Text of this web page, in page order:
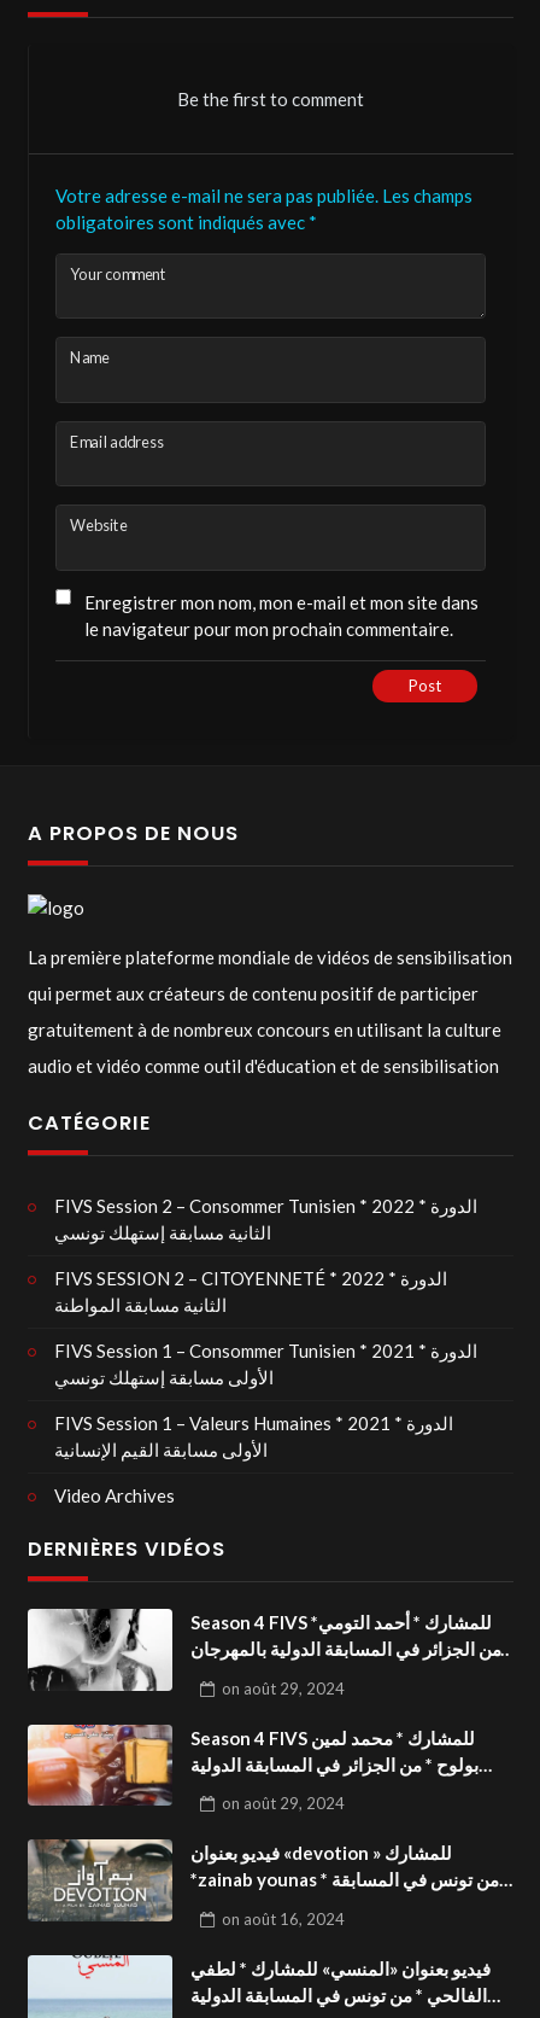
Votre adresse e-mail ne sera pas publiée. Les champs
obligatoires sont indiqués avec *
Your comment
Name
Email address
Website
Enregistrer mon nom, mon e-mail et mon site dans
le navigateur pour mon prochain commentaire.
Post
Be the first to comment
A PROPOS DE NOUS
La première plateforme mondiale de vidéos de sensibilisation
qui permet aux créateurs de contenu positif de participer
gratuitement à de nombreux concours en utilisant la culture
audio et vidéo comme outil d'éducation et de sensibilisation
CATÉGORIE
FIVS Session 2 – Consommer Tunisien * 2022 * الدورة
الثانية مسابقة إستهلك تونسي
FIVS SESSION 2 – CITOYENNETÉ * 2022 * الدورة
الثانية مسابقة المواطنة
FIVS Session 1 – Consommer Tunisien * 2021 * الدورة
الأولى مسابقة إستهلك تونسي
FIVS Session 1 – Valeurs Humaines * 2021 * الدورة
الأولى مسابقة القيم الإنسانية
Video Archives
DERNIÈRES VIDÉOS
Season 4 FIVS للمشارك * أحمد التومي*
من الجزائر في المسابقة الدولية بالمهرجان
»فيديو بعنوان
on août 29, 2024
Season 4 FIVS للمشارك * محمد لمين
بولوح * من الجزائر في المسابقة الدولية
بالمهرجان الدولي للفيدوهات
on août 29, 2024
فيديو بعنوان «devotion » للمشارك
*zainab younas * من تونس في المسابقة
التوعوية Season 4 FIVS
on août 16, 2024
فيديو بعنوان «المنسي» للمشارك * لطفي
الفالحي * من تونس في المسابقة الدولية